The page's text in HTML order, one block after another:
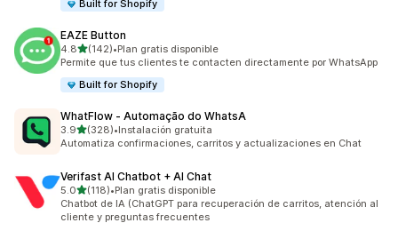
Built for Shopify
EAZE Button
4.8de 5 estrellas
(142)
142 reseñas en total
•Plan gratis disponible
Permite que tus clientes te contacten directamente por WhatsApp
Built for Shopify
WhatFlow ‑ Automação do WhatsA
3.9de 5 estrellas
(328)
328 reseñas en total
•Instalación gratuita
Automatiza confirmaciones, carritos y actualizaciones en Chat
Verifast AI Chatbot + AI Chat
5.0de 5 estrellas
(118)
118 reseñas en total
•Plan gratis disponible
Chatbot de IA (ChatGPT para recuperación de carritos, atención al
cliente y preguntas frecuentes